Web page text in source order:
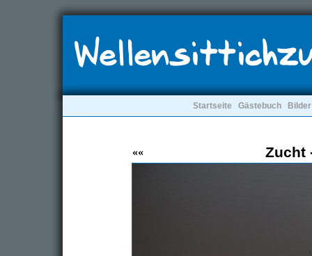
Startseite Gästebuch Bilder
«« Zucht